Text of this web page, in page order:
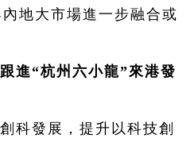
地大市場進一步融合或
進“杭州六小龍”來港發
科發展，提升以科技創